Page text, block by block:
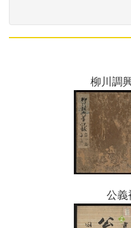
柳川調
公義